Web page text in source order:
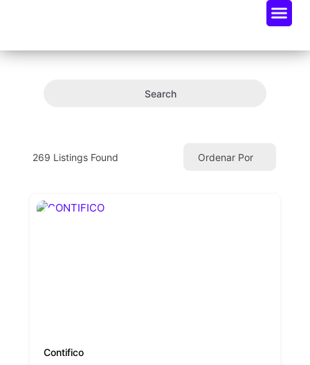
Search
269 Listings Found Ordenar Por
Contifico